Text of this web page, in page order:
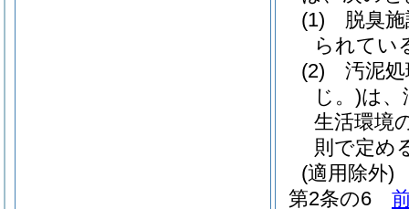
(1)
脱臭
られてい
(2)
汚泥
じ。)は、
生活環境
則で定め
(適用除外)
第2条の6